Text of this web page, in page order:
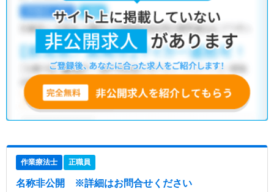
作業療法士 正職員
名称非公開 ※詳細はお問合せください